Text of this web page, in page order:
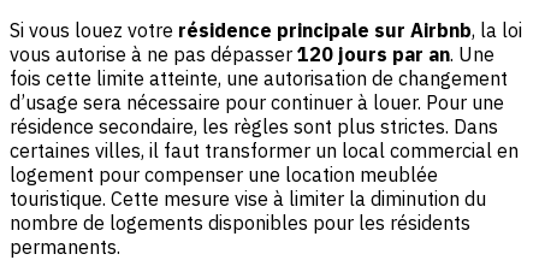
Si vous louez votre résidence principale sur Airbnb, la loi
vous autorise à ne pas dépasser 120 jours par an. Une
fois cette limite atteinte, une autorisation de changement
d’usage sera nécessaire pour continuer à louer. Pour une
résidence secondaire, les règles sont plus strictes. Dans
certaines villes, il faut transformer un local commercial en
logement pour compenser une location meublée
touristique. Cette mesure vise à limiter la diminution du
nombre de logements disponibles pour les résidents
permanents.